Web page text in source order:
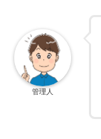
管理人